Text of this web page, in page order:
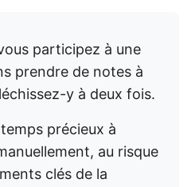
participez à une
prendre de notes à
y à deux fois.
précieux à
au risque
clés de la